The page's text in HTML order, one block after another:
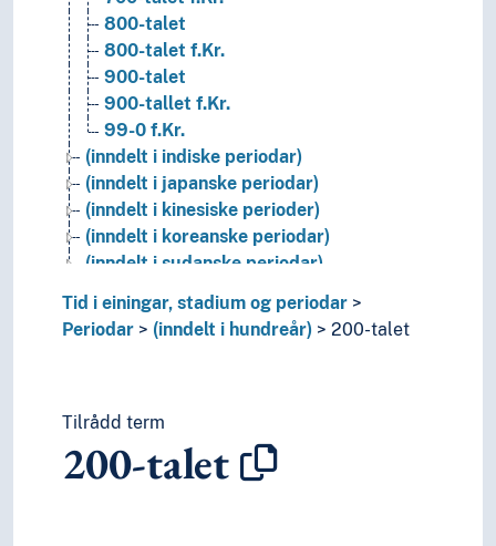
800-talet
800-talet f.Kr.
900-talet
900-tallet f.Kr.
99-0 f.Kr.
(inndelt i indiske periodar)
(inndelt i japanske periodar)
(inndelt i kinesiske perioder)
(inndelt i koreanske periodar)
(inndelt i sudanske periodar)
(inndelt i taiwanske periodar)
(inndelt i tusenår)
Tid i einingar, stadium og periodar
Periodar
(inndelt i hundreår) 200-talet
Tilrådd term
200-talet